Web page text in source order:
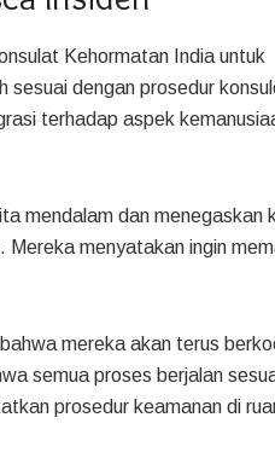
Kehormatan India untuk
sesuai dengan prosedur
terhadap aspek
mendalam dan menegaskan
Mereka menyatakan ingin
mereka akan terus
semua proses berjalan
prosedur keamanan di